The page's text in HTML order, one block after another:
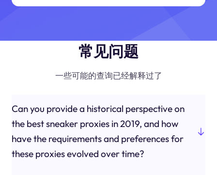
常见问题
一些可能的查询已经解释过了
Can you provide a historical perspective on
the best sneaker proxies in 2019, and how
have the requirements and preferences for
these proxies evolved over time?